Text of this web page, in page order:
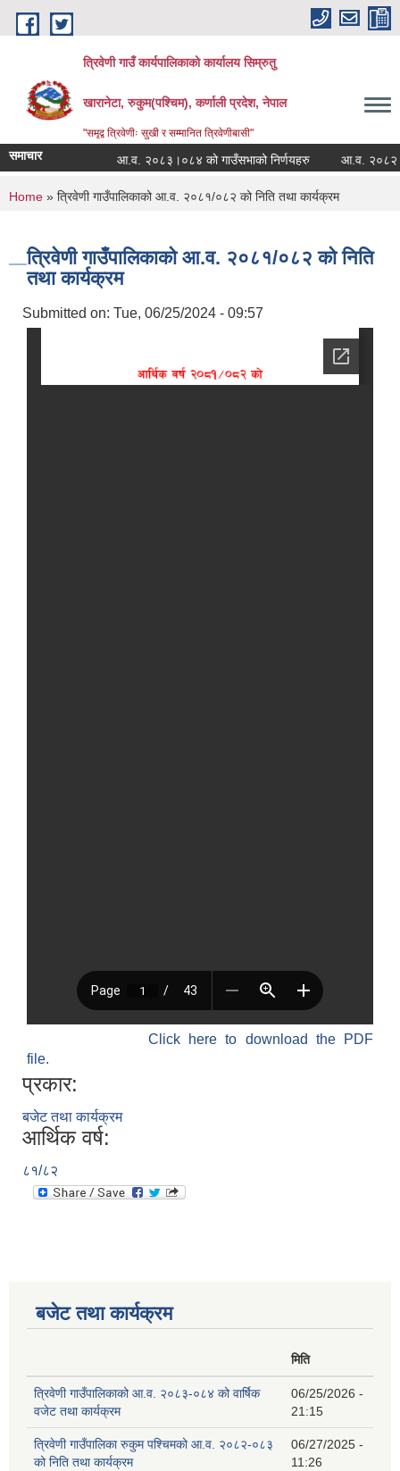
Skip to main content
त्रिवेणी गाउँ कार्यपालिकाको कार्यालय सिम्रुतु
खारानेटा, रुकुम(पश्‍चिम), कर्णाली प्रदेश, नेपाल
"समृद्व त्रिवेणीः सुखी र सम्मानित त्रिवेणीबासी"
समाचार आ.व. २०८३।०८४ को गाउँसभाको निर्णयहरु आ.व. २०८२।०८३
You are here
Home » त्रिवेणी गाउँपालिकाको आ.व. २०८१/०८२ को निति तथा कार्यक्रम
त्रिवेणी गाउँपालिकाको आ.व. २०८१/०८२ को निति
तथा कार्यक्रम
Submitted on: Tue, 06/25/2024 - 09:57
Click here to download the PDF
file.
प्रकार:
बजेट तथा कार्यक्रम
आर्थिक वर्ष:
८१/८२
बजेट तथा कार्यक्रम
मिति
त्रिवेणी गाउँपालिकाको आ.व. २०८३-०८४ को वार्षिक
वजेट तथा कार्यक्रम
06/25/2026 -
21:15
त्रिवेणी गाउँपालिका रुकुम पश्‍चिमको आ.व. २०८२-०८३
को निति तथा कार्यक्रम
06/27/2025 -
11:26